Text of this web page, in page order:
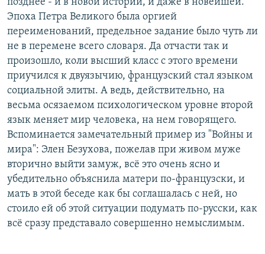
Эпоха Петра Великого была оргией
переименований, предельное задание было чуть ли
не в перемене всего словаря. Да отчасти так и
произошло, коли высший класс с этого времени
приучился к двуязычию, французский стал языком
социальной элиты. А ведь, действительно, на
весьма осязаемом психологическом уровне второй
язык меняет мир человека, на нем говорящего.
Вспоминается замечательный пример из "Войны и
мира": Элен Безухова, пожелав при живом муже
вторично выйти замуж, всё это очень ясно и
убедительно объяснила матери по-французски, и
мать в этой беседе как бы соглашалась с ней, но
стоило ей об этой ситуации подумать по-русски, как
всё сразу представало совершенно немыслимым.